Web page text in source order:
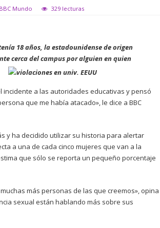
Mundo 329 lecturas
18 años, la estadounidense de origen
cerca del campus por alguien en quien
incidente a las autoridades educativas y pensó
que me había atacado», le dice a BBC
y ha decidido utilizar su historia para alertar
a una de cada cinco mujeres que van a la
que sólo se reporta un pequeño porcentaje
más personas de las que creemos», opina
sexual están hablando más sobre sus